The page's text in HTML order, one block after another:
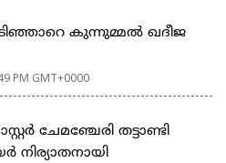
കുന്നുമ്മൽ ഖദീജ
PM GMT+0000
ചേമഞ്ചേരി തട്ടാണ്ടി
നിര്യാതനായി